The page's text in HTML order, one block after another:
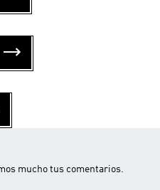
mucho tus comentarios.